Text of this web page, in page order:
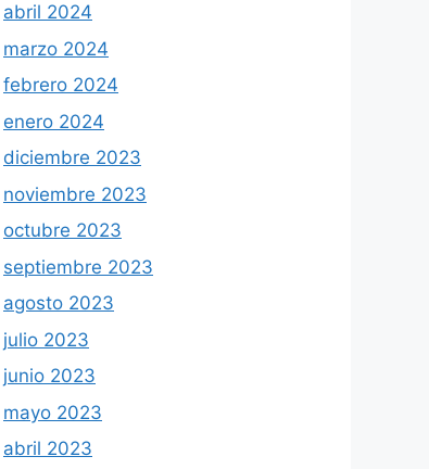
abril 2024
marzo 2024
febrero 2024
enero 2024
diciembre 2023
noviembre 2023
octubre 2023
septiembre 2023
agosto 2023
julio 2023
junio 2023
mayo 2023
abril 2023